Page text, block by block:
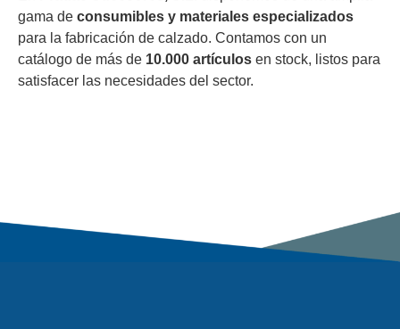
gama de consumibles y materiales especializados
para la fabricación de calzado. Contamos con un
catálogo de más de 10.000 artículos en stock, listos para
satisfacer las necesidades del sector.